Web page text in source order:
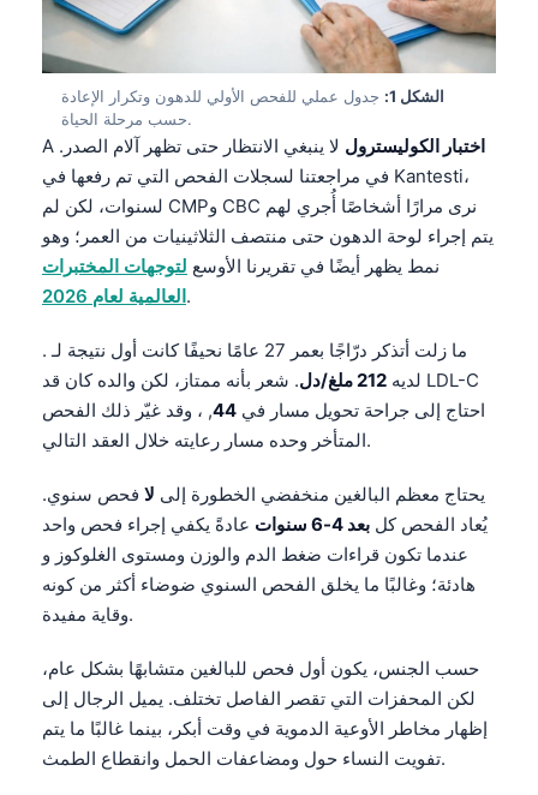
الشكل 1:
جدول عملي للفحص الأولي للدهون وتكرار الإعادة
حسب مرحلة الحياة.
A اختبار الكوليسترول لا ينبغي الانتظار حتى تظهر آلام الصدر.
في مراجعتنا لسجلات الفحص التي تم رفعها في Kantesti،
نرى مرارًا أشخاصًا أُجري لهم CBC وCMP لسنوات، لكن لم
يتم إجراء لوحة الدهون حتى منتصف الثلاثينيات من العمر؛ وهو
نمط يظهر أيضًا في تقريرنا الأوسع لتوجهات المختبرات
العالمية لعام 2026.
. ما زلت أتذكر درّاجًا بعمر 27 عامًا نحيفًا كانت أول نتيجة لـ
LDL-C لديه 212 ملغ/دل
. شعر بأنه ممتاز، لكن والده كان قد
احتاج إلى جراحة تحويل مسار في 44, ، وقد غيّر ذلك الفحص
المتأخر وحده مسار رعايته خلال العقد التالي.
يحتاج معظم البالغين منخفضي الخطورة إلى لا فحص سنوي.
يُعاد الفحص كل بعد 4-6 سنوات
عادةً يكفي إجراء فحص واحد
عندما تكون قراءات ضغط الدم والوزن ومستوى الغلوكوز و
هادئة؛ وغالبًا ما يخلق الفحص السنوي ضوضاء أكثر من كونه
وقاية مفيدة.
حسب الجنس، يكون أول فحص للبالغين متشابهًا بشكل عام،
لكن المحفزات التي تقصر الفاصل تختلف. يميل الرجال إلى
إظهار مخاطر الأوعية الدموية في وقت أبكر، بينما غالبًا ما يتم
تفويت النساء حول ومضاعفات الحمل وانقطاع الطمث.